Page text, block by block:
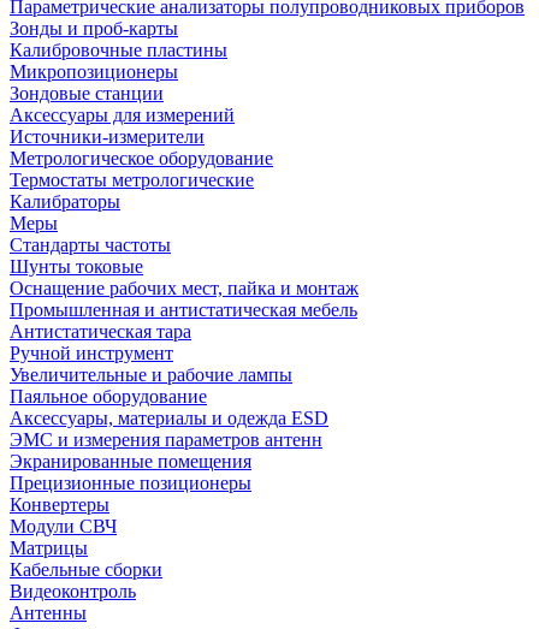
Параметрические анализаторы полупроводниковых приборов
Зонды и проб-карты
Калибровочные пластины
Микропозиционеры
Зондовые станции
Аксессуары для измерений
Источники-измерители
Метрологическое оборудование
Термостаты метрологические
Калибраторы
Меры
Стандарты частоты
Шунты токовые
Оснащение рабочих мест, пайка и монтаж
Промышленная и антистатическая мебель
Антистатическая тара
Ручной инструмент
Увеличительные и рабочие лампы
Паяльное оборудование
Аксессуары, материалы и одежда ESD
ЭМС и измерения параметров антенн
Экранированные помещения
Прецизионные позиционеры
Конвертеры
Модули СВЧ
Матрицы
Кабельные сборки
Видеоконтроль
Антенны